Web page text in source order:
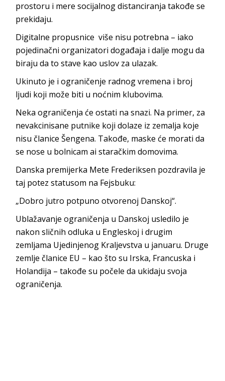
prostoru i mere socijalnog distanciranja takođe se
prekidaju.
Digitalne propusnice više nisu potrebna – iako
pojedinačni organizatori događaja i dalje mogu da
biraju da to stave kao uslov za ulazak.
Ukinuto je i ograničenje radnog vremena i broj
ljudi koji može biti u noćnim klubovima.
Neka ograničenja će ostati na snazi. Na primer, za
nevakcinisane putnike koji dolaze iz zemalja koje
nisu članice Šengena. Takođe, maske će morati da
se nose u bolnicam ai staračkim domovima.
Danska premijerka Mete Frederiksen pozdravila je
taj potez statusom na Fejsbuku:
„Dobro jutro potpuno otvorenoj Danskoj“.
Ublažavanje ograničenja u Danskoj usledilo je
nakon sličnih odluka u Engleskoj i drugim
zemljama Ujedinjenog Kraljevstva u januaru. Druge
zemlje članice EU – kao što su Irska, Francuska i
Holandija – takođe su počele da ukidaju svoja
ograničenja.